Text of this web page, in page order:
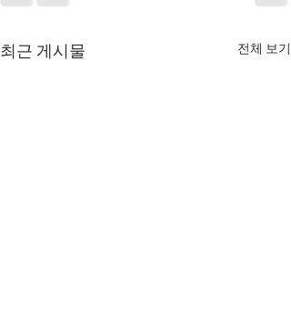
최근 게시물 전체 보기